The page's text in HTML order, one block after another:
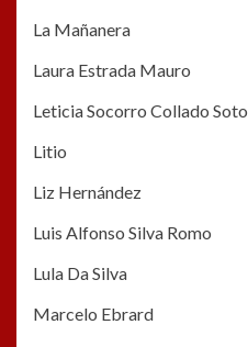
La Mañanera
Laura Estrada Mauro
Leticia Socorro Collado Soto
Litio
Liz Hernández
Luis Alfonso Silva Romo
Lula Da Silva
Marcelo Ebrard